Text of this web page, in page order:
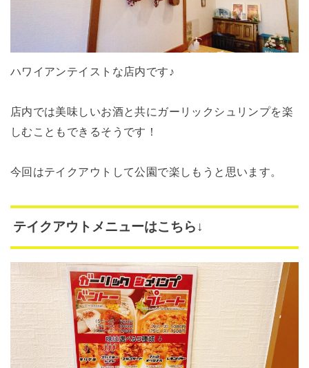
ハワイアンテイストな店内です♪
店内では美味しいお酒と共にガーリックシュリンプを楽
しむこともできるそうです！
今回はテイクアウトして公園で楽しもうと思います。
テイクアウトメニューはこちら↓